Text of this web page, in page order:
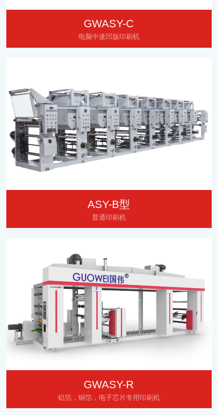
GWASY-C
电脑中速凹版印刷机
ASY-B型
普通印刷机
GWASY-R
铝箔，铜箔，电子芯片专用印刷机